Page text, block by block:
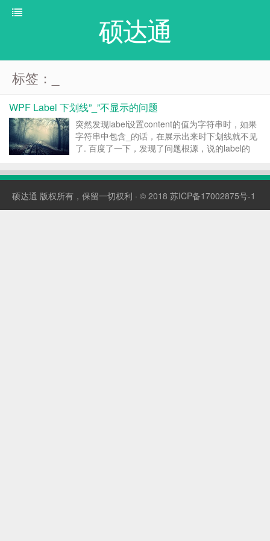
硕达通
标签：_
WPF Label 下划线”_”不显示的问题
突然发现label设置content的值为字符串时，如果
字符串中包含_的话，在展示出来时下划线就不见
了. 百度了一下，发现了问题根源，说的label的
解决的办法也很简单，只需要重写label的样式，
硕达通 版权所有，保留一切权利 · © 2018 苏ICP备17002875号-1